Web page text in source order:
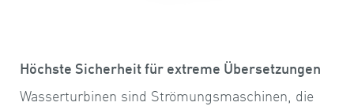
Höchste Sicherheit für extreme Übersetzungen
Wasserturbinen sind Strömungsmaschinen, die